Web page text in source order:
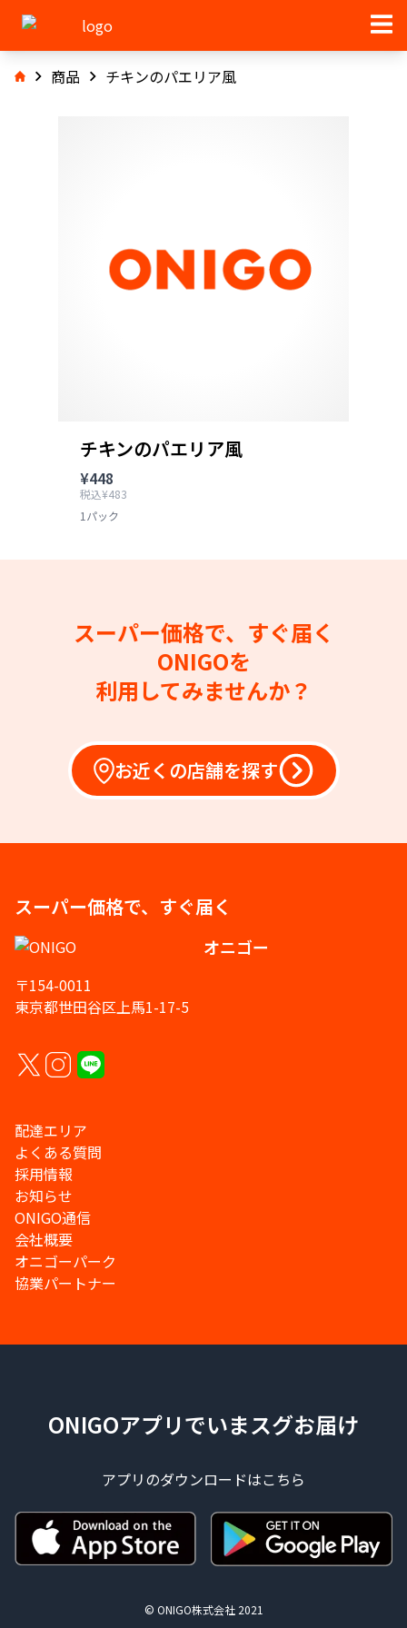
商品 チキンのパエリア風
チキンのパエリア風
¥448
税込¥483
1パック
スーパー価格で、すぐ届く
ONIGOを
利用してみませんか？
お近くの店舗を探す
スーパー価格で、すぐ届く
オニゴー
〒154-0011
東京都世田谷区上馬1-17-5
配達エリア
よくある質問
採用情報
お知らせ
ONIGO通信
会社概要
オニゴーパーク
協業パートナー
ONIGOアプリでいまスグお届け
アプリのダウンロードはこちら
© ONIGO株式会社 2021